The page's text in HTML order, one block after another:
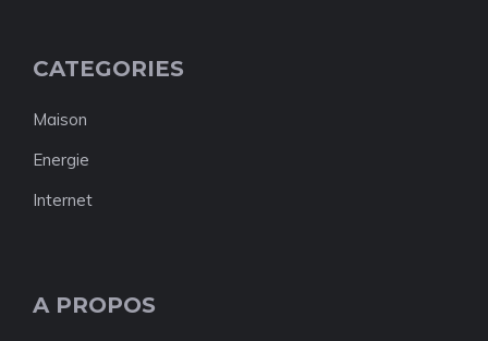
CATEGORIES
Maison
Energie
Internet
A PROPOS